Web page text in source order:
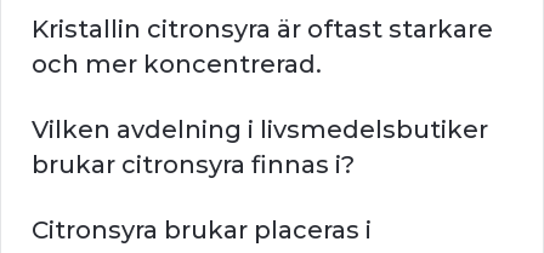
Kristallin citronsyra är oftast starkare
och mer koncentrerad.
Vilken avdelning i livsmedelsbutiker
brukar citronsyra finnas i?
Citronsyra brukar placeras i